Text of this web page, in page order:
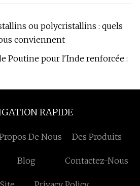
ou polycristallins : quels
conviennent
Poutine pour l'Inde renforcée :
RAPIDE
De Nous Des Produits
Blog Contactez-Nous